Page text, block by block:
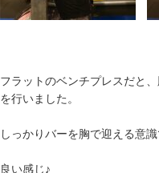
フラットのベンチプレスだと
を行いました。
しっかりバーを胸で迎える意識
良い感じ♪